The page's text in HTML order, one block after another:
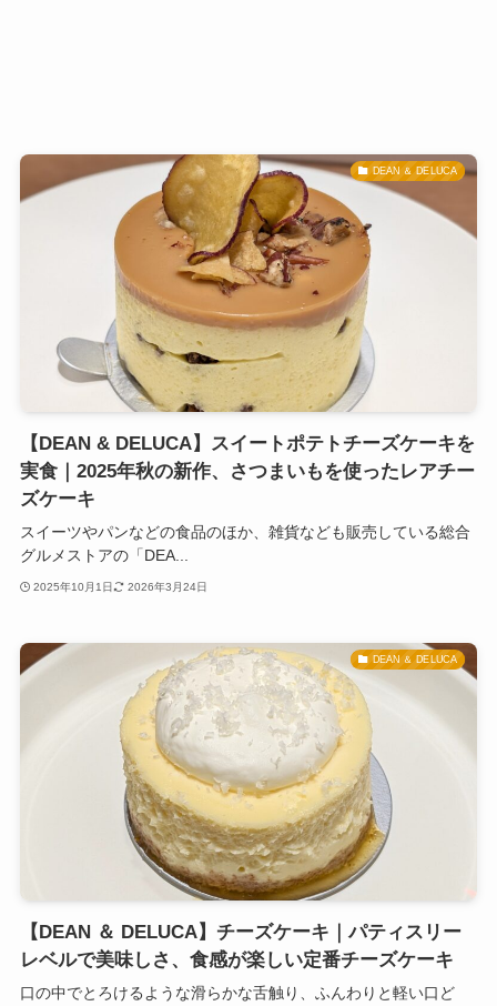
DEAN ＆ DELUCA
【DEAN & DELUCA】スイートポテトチーズケーキを
実食｜2025年秋の新作、さつまいもを使ったレアチー
ズケーキ
スイーツやパンなどの食品のほか、雑貨なども販売している総合
グルメストアの「DEA...
2025年10月1日 2026年3月24日
DEAN ＆ DELUCA
【DEAN ＆ DELUCA】チーズケーキ｜パティスリー
レベルで美味しさ、食感が楽しい定番チーズケーキ
口の中でとろけるような滑らかな舌触り、ふんわりと軽い口ど